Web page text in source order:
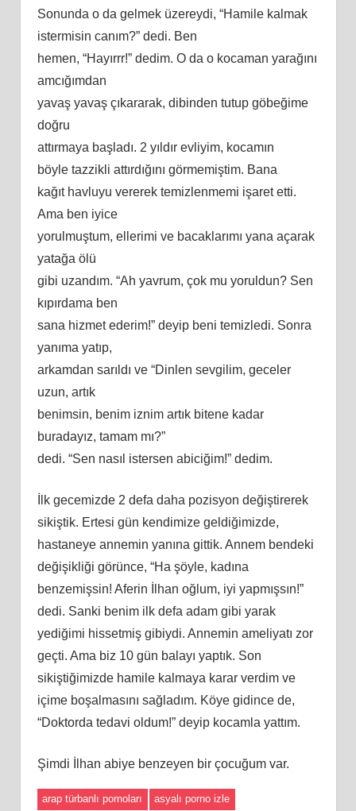
Sonunda o da gelmek üzereydi, “Hamile kalmak
istermisin canım?” dedi. Ben
hemen, “Hayırrr!” dedim. O da o kocaman yarağını
amcığımdan
yavaş yavaş çıkararak, dibinden tutup göbeğime
doğru
attırmaya başladı. 2 yıldır evliyim, kocamın
böyle tazzikli attırdığını görmemiştim. Bana
kağıt havluyu vererek temizlenmemi işaret etti.
Ama ben iyice
yorulmuştum, ellerimi ve bacaklarımı yana açarak
yatağa ölü
gibi uzandım. “Ah yavrum, çok mu yoruldun? Sen
kıpırdama ben
sana hizmet ederim!” deyip beni temizledi. Sonra
yanıma yatıp,
arkamdan sarıldı ve “Dinlen sevgilim, geceler
uzun, artık
benimsin, benim iznim artık bitene kadar
buradayız, tamam mı?”
dedi. “Sen nasıl istersen abiciğim!” dedim.
İlk gecemizde 2 defa daha pozisyon değiştirerek
sikiştik. Ertesi gün kendimize geldiğimizde,
hastaneye annemin yanına gittik. Annem bendeki
değişikliği görünce, “Ha şöyle, kadına
benzemişsin! Aferin İlhan oğlum, iyi yapmışsın!”
dedi. Sanki benim ilk defa adam gibi yarak
yediğimi hissetmiş gibiydi. Annemin ameliyatı zor
geçti. Ama biz 10 gün balayı yaptık. Son
sikiştiğimizde hamile kalmaya karar verdim ve
içime boşalmasını sağladım. Köye gidince de,
“Doktorda tedavi oldum!” deyip kocamla yattım.
Şimdi İlhan abiye benzeyen bir çocuğum var.
arap türbanlı pornoları asyalı porno izle